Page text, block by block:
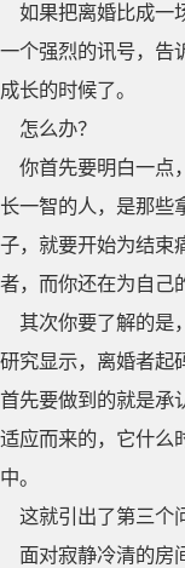
如果把离婚比成一
一个强烈的讯号，告
成长的时候了。
怎么办？
你首先要明白一点
长一智的人，是那些
子，就要开始为结束
者，而你还在为自己
其次你要了解的是
研究显示，离婚者起
首先要做到的就是承
适应而来的，它什
中。
这就引出了第三个
面对寂静冷清的房